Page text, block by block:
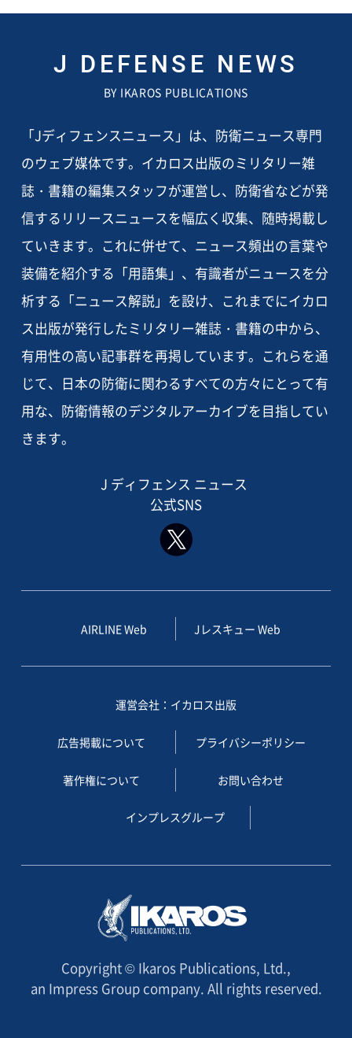
J DEFENSE NEWS
BY IKAROS PUBLICATIONS
「Jディフェンスニュース」は、防衛ニュース専門
のウェブ媒体です。イカロス出版のミリタリー雑
誌・書籍の編集スタッフが運営し、防衛省などが発
信するリリースニュースを幅広く収集、随時掲載し
ていきます。これに併せて、ニュース頻出の言葉や
装備を紹介する「用語集」、有識者がニュースを分
析する「ニュース解説」を設け、これまでにイカロ
ス出版が発行したミリタリー雑誌・書籍の中から、
有用性の高い記事群を再掲しています。これらを通
じて、日本の防衛に関わるすべての方々にとって有
用な、防衛情報のデジタルアーカイブを目指してい
きます。
J ディフェンス ニュース
公式SNS
AIRLINE Web Jレスキュー Web
運営会社：イカロス出版
広告掲載について プライバシーポリシー
著作権について お問い合わせ
インプレスグループ
Copyright © Ikaros Publications, Ltd.,
an Impress Group company. All rights reserved.